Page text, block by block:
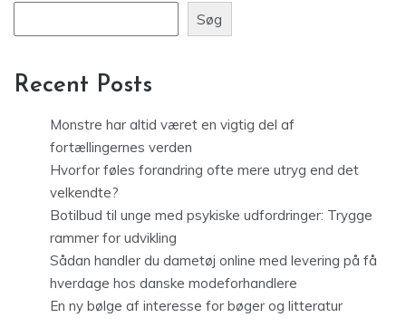
Søg
Recent Posts
Monstre har altid været en vigtig del af
fortællingernes verden
Hvorfor føles forandring ofte mere utryg end det
velkendte?
Botilbud til unge med psykiske udfordringer: Trygge
rammer for udvikling
Sådan handler du dametøj online med levering på få
hverdage hos danske modeforhandlere
En ny bølge af interesse for bøger og litteratur